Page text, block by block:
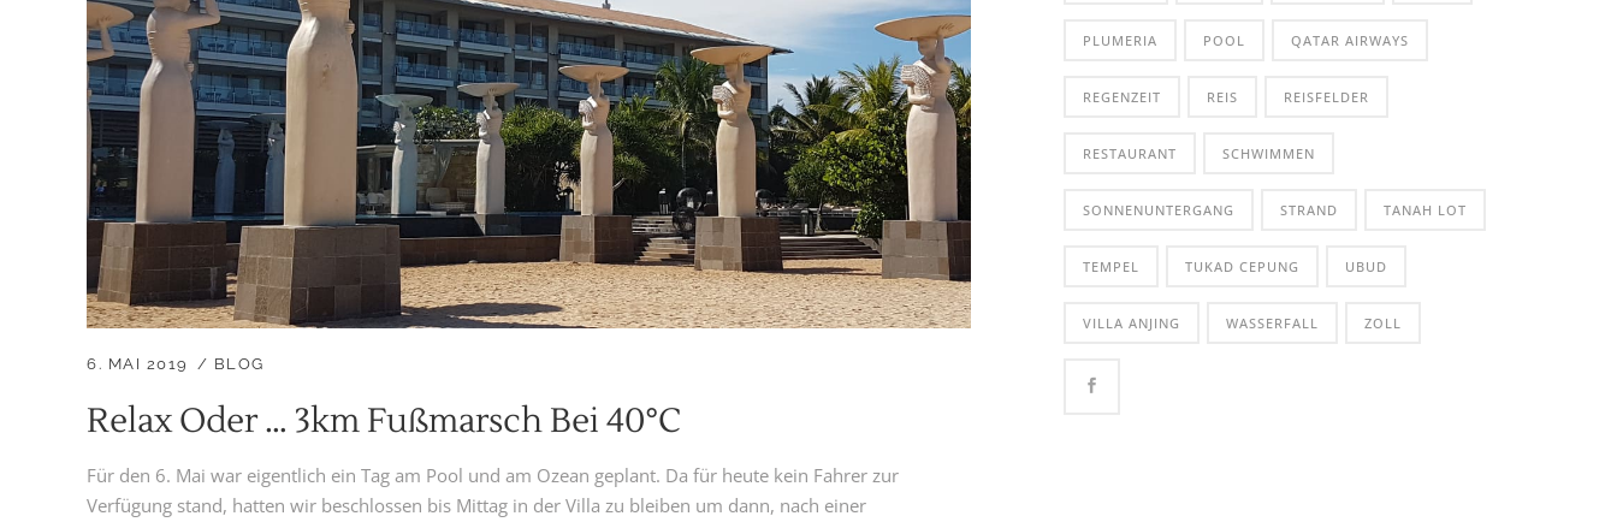
6. MAI 2019 BLOG
Relax Oder … 3km Fußmarsch Bei 40°C
Für den 6. Mai war eigentlich ein Tag am Pool und am Ozean geplant. Da für heute kein Fahrer zur
Verfügung stand, hatten wir beschlossen bis Mittag in der Villa zu bleiben um dann, nach einer
PLUMERIA POOL QATAR AIRWAYS
REGENZEIT REIS REISFELDER
RESTAURANT SCHWIMMEN
SONNENUNTERGANG STRAND TANAH LOT
TEMPEL TUKAD CEPUNG UBUD
VILLA ANJING WASSERFALL ZOLL